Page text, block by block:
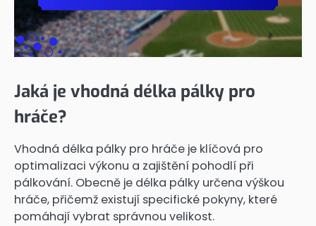
Jaká je vhodná délka pálky pro
hráče?
Vhodná délka pálky pro hráče je klíčová pro
optimalizaci výkonu a zajištění pohodlí při
pálkování. Obecně je délka pálky určena výškou
hráče, přičemž existují specifické pokyny, které
pomáhají vybrat správnou velikost.